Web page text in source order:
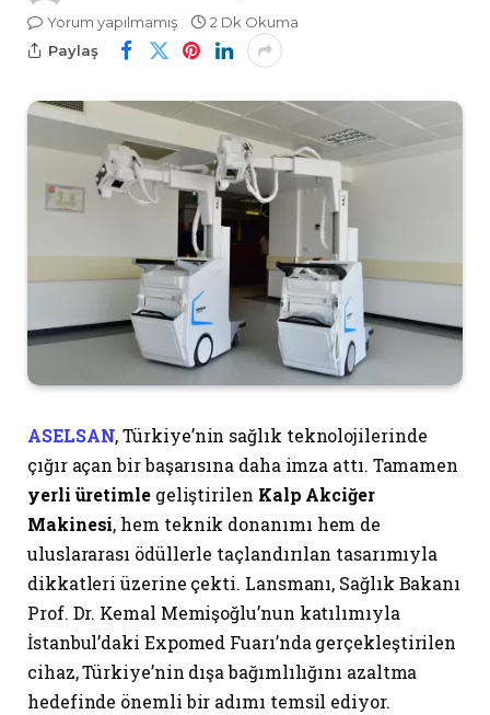
Yorum yapılmamış
2 Dk Okuma
Paylaş
ASELSAN, Türkiye’nin sağlık teknolojilerinde
çığır açan bir başarısına daha imza attı. Tamamen
yerli üretimlegeliştirilen Kalp Akciğer
Makinesi, hem teknik donanımı hem de
uluslararası ödüllerle taçlandırılan tasarımıyla
dikkatleri üzerine çekti. Lansmanı, Sağlık Bakanı
Prof. Dr. Kemal Memişoğlu’nun katılımıyla
İstanbul’daki Expomed Fuarı’nda gerçekleştirilen
cihaz, Türkiye’nin dışa bağımlılığını azaltma
hedefinde önemli bir adımı temsil ediyor.